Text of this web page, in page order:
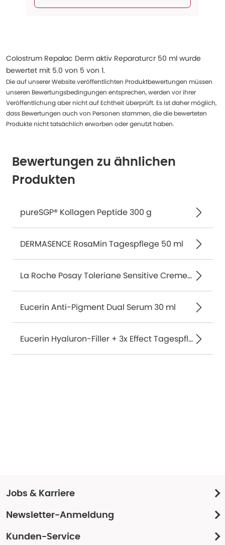
Colostrum Repalac Derm aktiv Reparaturcr 50 ml wurde
bewertet mit 5.0 von 5 von 1.
Die auf unserer Website veröffentlichten Produktbewertungen müssen
unseren Bewertungsbedingungen entsprechen, werden vor ihrer
Veröffentlichung aber nicht auf Echtheit überprüft. Es ist daher möglich,
dass Bewertungen auch von Personen stammen, die die bewerteten
Produkte nicht tatsächlich erworben oder genutzt haben.
Bewertungen zu ähnlichen
Produkten
pureSGP® Kollagen Peptide 300 g
DERMASENCE RosaMin Tagespflege 50 ml
La Roche Posay Toleriane Sensitive Creme 40 ml
Eucerin Anti-Pigment Dual Serum 30 ml
Eucerin Hyaluron-Filler + 3x Effect Tagespflege LSF 30 50 ml
Jobs & Karriere
Newsletter-Anmeldung
Kunden-Service